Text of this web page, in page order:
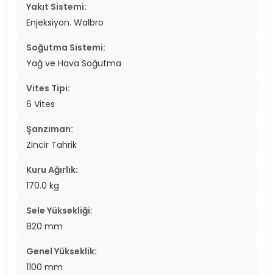
Yakıt Sistemi:
Enjeksiyon. Walbro
Soğutma Sistemi:
Yağ ve Hava Soğutma
Vites Tipi:
6 Vites
Şanzıman:
Zincir Tahrik
Kuru Ağırlık:
170.0 kg
Sele Yüksekliği:
820 mm
Genel Yükseklik:
1100 mm